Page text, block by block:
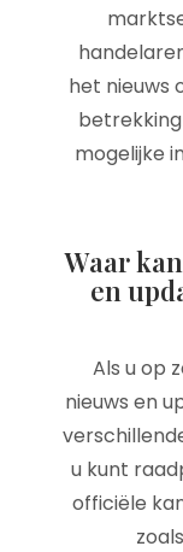
het nieuws
mogelijke
Waar
en
Als u op
nieuws en
u kunt
officiële